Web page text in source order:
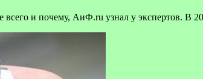
и почему, АиФ.ru узнал у экспертов. В